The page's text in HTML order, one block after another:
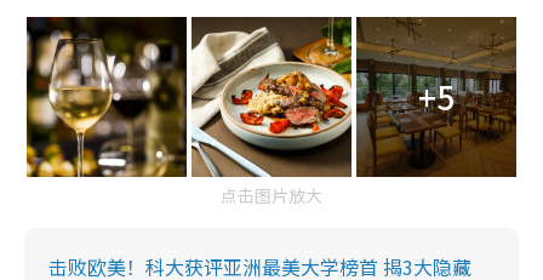
+5
点击图片放大
击败欧美！科大获评亚洲最美大学榜首 揭3大隐藏